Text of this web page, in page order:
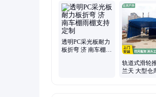
动棚、伸缩棚、遮阳棚、防雨棚、伸
臂雨棚、推拉雨棚、西瓜雨棚、烧烤
棚定做、法式雨篷、户外膜结构、彩
导轨、仓库防晒折叠棚、景区火锅推
透明PC采光板耐力
板折弯 济 南车棚雨
轨道式滑轮
兰天 大型仓